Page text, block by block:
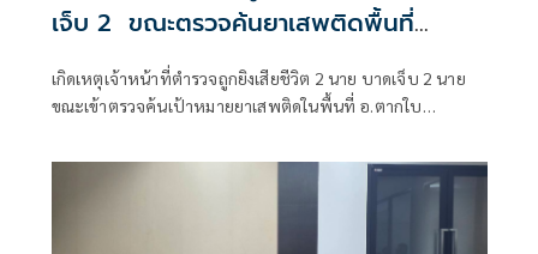
เจ็บ 2 ขณะตรวจค้นยาเสพติดพื้นที่
เกิดเหตุเจ้าหน้าที่ตำรวจถูกยิงเสียชีวิต 2 นาย บาดเจ็บ 2 นาย
ขณะเข้าตรวจค้นเป้าหมายยาเสพติดในพื้นที่ อ.ตากใบ